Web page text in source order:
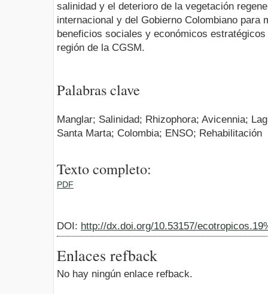
salinidad y el deterioro de la vegetación
internacional y del Gobierno Colombiano para
beneficios sociales y económicos
región de la CGSM.
Palabras clave
Manglar; Salinidad; Rhizophora; Avicennia;
Santa Marta; Colombia; ENSO; Rehabilitación
Texto completo:
PDF
DOI: http://dx.doi.org/10.53157/
Enlaces refback
No hay ningún enlace refback.